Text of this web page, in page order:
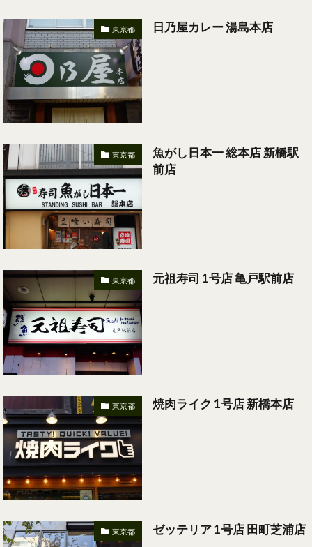
東京都 日乃屋カレー 湯島本店
東京都
魚がし日本一 総本店 新橋駅
前店
東京都 元祖寿司 1号店 亀戸駅前店
東京都 焼肉ライク 1号店 新橋本店
東京都 ゼッテリア 1号店 田町芝浦店